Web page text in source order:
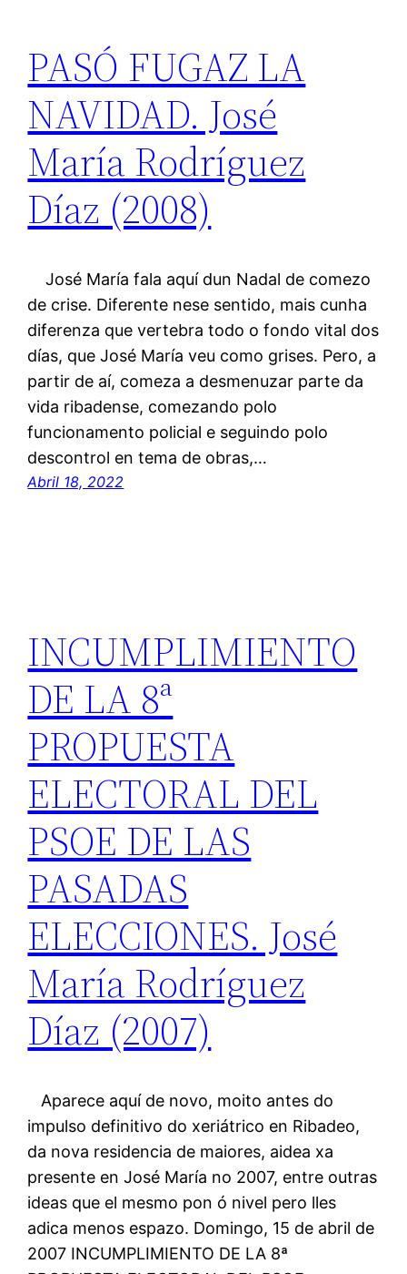
PASÓ FUGAZ LA
NAVIDAD. José
María Rodríguez
Díaz (2008)
José María fala aquí dun Nadal de comezo
de crise. Diferente nese sentido, mais cunha
diferenza que vertebra todo o fondo vital dos
días, que José María veu como grises. Pero, a
partir de aí, comeza a desmenuzar parte da
vida ribadense, comezando polo
funcionamento policial e seguindo polo
descontrol en tema de obras,…
Abril 18, 2022
INCUMPLIMIENTO
DE LA 8ª
PROPUESTA
ELECTORAL DEL
PSOE DE LAS
PASADAS
ELECCIONES. José
María Rodríguez
Díaz (2007)
Aparece aquí de novo, moito antes do
impulso definitivo do xeriátrico en Ribadeo,
da nova residencia de maiores, aidea xa
presente en José María no 2007, entre outras
ideas que el mesmo pon ó nivel pero lles
adica menos espazo. Domingo, 15 de abril de
2007 INCUMPLIMIENTO DE LA 8ª